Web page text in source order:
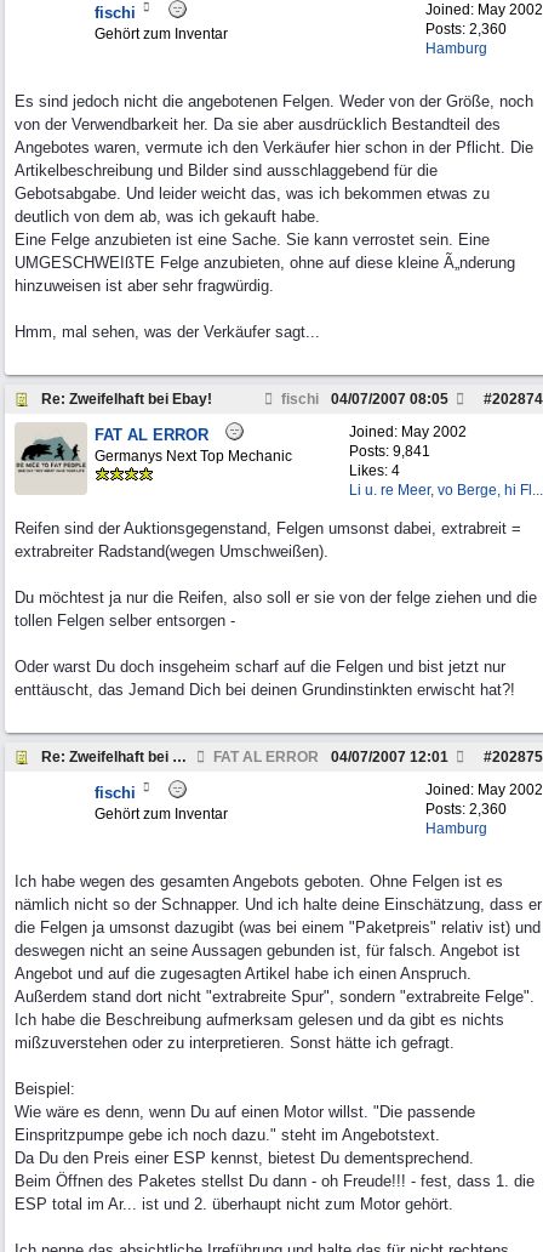
Joined: May 2002
Posts: 2,360
Hamburg
fischi
Gehört zum Inventar
Es sind jedoch nicht die angebotenen Felgen. Weder von der Größe, noch
von der Verwendbarkeit her. Da sie aber ausdrücklich Bestandteil des
Angebotes waren, vermute ich den Verkäufer hier schon in der Pflicht. Die
Artikelbeschreibung und Bilder sind ausschlaggebend für die
Gebotsabgabe. Und leider weicht das, was ich bekommen etwas zu
deutlich von dem ab, was ich gekauft habe.
Eine Felge anzubieten ist eine Sache. Sie kann verrostet sein. Eine
UMGESCHWEIßTE Felge anzubieten, ohne auf diese kleine Ã„nderung
hinzuweisen ist aber sehr fragwürdig.
Hmm, mal sehen, was der Verkäufer sagt...
Re: Zweifelhaft bei Ebay! fischi #202874
04/07/2007 08:05
Joined: May 2002
Posts: 9,841
Likes: 4
Li u. re Meer, vo Berge, hi Fl...
FAT AL ERROR
Germanys Next Top Mechanic
Reifen sind der Auktionsgegenstand, Felgen umsonst dabei, extrabreit =
extrabreiter Radstand(wegen Umschweißen).
Du möchtest ja nur die Reifen, also soll er sie von der felge ziehen und die
tollen Felgen selber entsorgen -
Oder warst Du doch insgeheim scharf auf die Felgen und bist jetzt nur
enttäuscht, das Jemand Dich bei deinen Grundinstinkten erwischt hat?!
Re: Zweifelhaft bei Ebay! FAT AL ERROR #202875
04/07/2007 12:01
Joined: May 2002
Posts: 2,360
Hamburg
fischi
Gehört zum Inventar
Ich habe wegen des gesamten Angebots geboten. Ohne Felgen ist es
nämlich nicht so der Schnapper. Und ich halte deine Einschätzung, dass er
die Felgen ja umsonst dazugibt (was bei einem "Paketpreis" relativ ist) und
deswegen nicht an seine Aussagen gebunden ist, für falsch. Angebot ist
Angebot und auf die zugesagten Artikel habe ich einen Anspruch.
Außerdem stand dort nicht "extrabreite Spur", sondern "extrabreite Felge".
Ich habe die Beschreibung aufmerksam gelesen und da gibt es nichts
mißzuverstehen oder zu interpretieren. Sonst hätte ich gefragt.
Beispiel:
Wie wäre es denn, wenn Du auf einen Motor willst. "Die passende
Einspritzpumpe gebe ich noch dazu." steht im Angebotstext.
Da Du den Preis einer ESP kennst, bietest Du dementsprechend.
Beim Öffnen des Paketes stellst Du dann - oh Freude!!! - fest, dass 1. die
ESP total im Ar... ist und 2. überhaupt nicht zum Motor gehört.